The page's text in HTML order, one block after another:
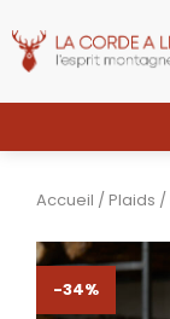
Accueil / Plaids /
-34%